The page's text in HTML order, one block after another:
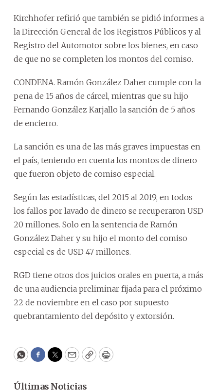
Kirchhofer refirió que también se pidió informes a
la Dirección General de los Registros Públicos y al
Registro del Automotor sobre los bienes, en caso
de que no se completen los montos del comiso.
CONDENA. Ramón González Daher cumple con la
pena de 15 años de cárcel, mientras que su hijo
Fernando González Karjallo la sanción de 5 años
de encierro.
La sanción es una de las más graves impuestas en
el país, teniendo en cuenta los montos de dinero
que fueron objeto de comiso especial.
Según las estadísticas, del 2015 al 2019, en todos
los fallos por lavado de dinero se recuperaron USD
20 millones. Solo en la sentencia de Ramón
González Daher y su hijo el monto del comiso
especial es de USD 47 millones.
RGD tiene otros dos juicios orales en puerta, a más
de una audiencia preliminar fijada para el próximo
22 de noviembre en el caso por supuesto
quebrantamiento del depósito y extorsión.
WhatsApp
Facebook
Twitter
EmailCopyPrint
Últimas Noticias